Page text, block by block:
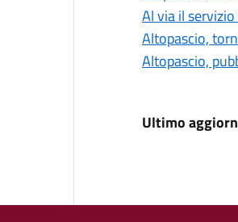
Al via il
Altopascio,
Altopascio,
Ultimo